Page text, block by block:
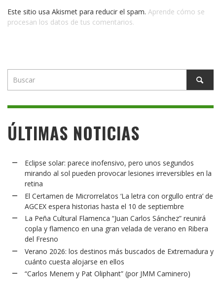
Este sitio usa Akismet para reducir el spam. Aprende cómo se
procesan los datos de tus comentarios.
ÚLTIMAS NOTICIAS
Eclipse solar: parece inofensivo, pero unos segundos
mirando al sol pueden provocar lesiones irreversibles en la
retina
El Certamen de Microrrelatos ‘La letra con orgullo entra’ de
AGCEX espera historias hasta el 10 de septiembre
La Peña Cultural Flamenca “Juan Carlos Sánchez” reunirá
copla y flamenco en una gran velada de verano en Ribera
del Fresno
Verano 2026: los destinos más buscados de Extremadura y
cuánto cuesta alojarse en ellos
“Carlos Menem y Pat Oliphant” (por JMM Caminero)